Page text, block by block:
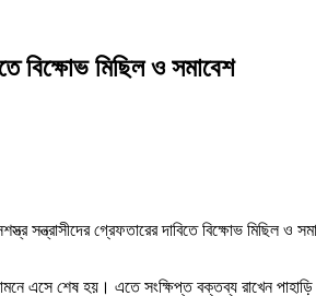
বিক্ষোভ মিছিল ও সমাবেশ
সন্ত্রাসীদের গ্রেফতারের দাবিতে বিক্ষোভ মিছিল
এসে শেষ হয়। এতে সংক্ষিপ্ত বক্তব্য রাখেন পাহাড়ি